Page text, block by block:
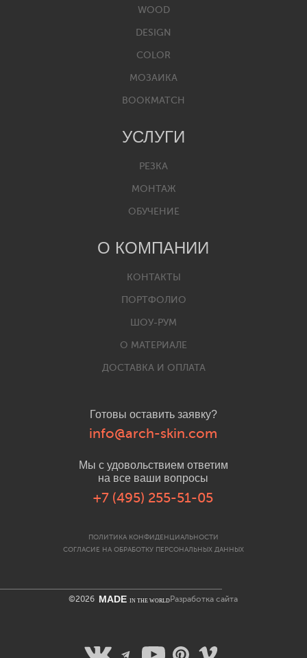
Готовы оставить заявку?
info@arch-skin.com
Мы с удовольствием ответим
на все ваши вопросы
+7 (495) 255-51-05
ПОЛИТИКА КОНФИДЕНЦИАЛЬНОСТИ
СОГЛАСИЕ НА ОБРАБОТКУ ПЕРСОНАЛЬНЫХ ДАННЫХ
WOOD
DESIGN
COLOR
МОЗАИКА
BOOKMATCH
УСЛУГИ
РЕЗКА
МОНТАЖ
ОБУЧЕНИЕ
О КОМПАНИИ
КОНТАКТЫ
ПОРТФОЛИО
ШОУ-РУМ
О МАТЕРИАЛЕ
ДОСТАВКА И ОПЛАТА
©2026 MADEIN THE WORLD Разработка сайта